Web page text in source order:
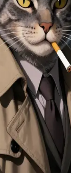
Schnüffler
hartgesottener
anthropomorpher
in einer
um ein